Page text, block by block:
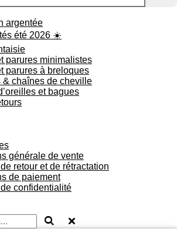
argentée
été 2026 ☀️
parures minimalistes
parures à breloques
& chaînes de cheville
et bagues
générale de vente
retour et de rétractation
de paiement
confidentialité